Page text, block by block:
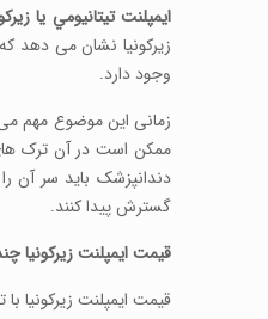
ايمپلنت تيتانيومي يا
زیرکونیا نشان می دهد
وجود دارد.
زمانی این موضوع مهم می
ممکن است در آن ترک های
دندانپزشک باید سر آن
گسترش پیدا کنند.
قیمت ایمپلنت زیرکونیا
قیمت ایمپلنت زیرکونیا